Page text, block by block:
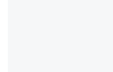
ちぼちRingも置こうかと画
位置情報を共有してる。電
─たまにLINEするくらいだった遠
コミュニケーションが劇的に変化